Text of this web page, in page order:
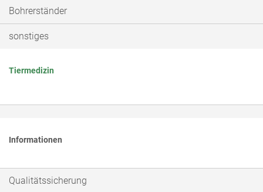
Bohrerständer
sonstiges
Tiermedizin
Informationen
Qualitätssicherung